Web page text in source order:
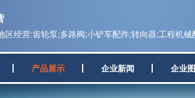
区经营:齿轮泵;多路阀;小铲车配件;转向器;工程机械
产品展示 企业新闻 企业